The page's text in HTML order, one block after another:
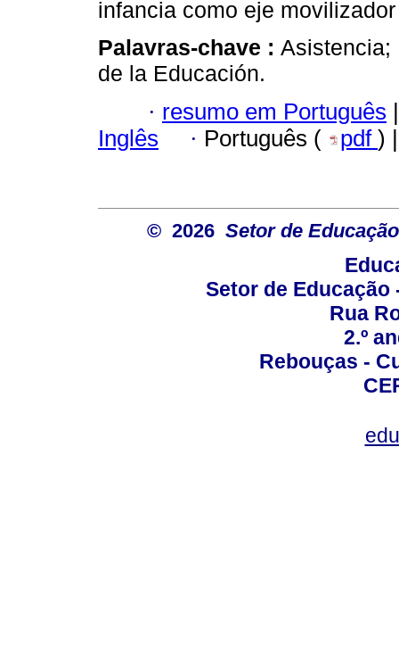
infancia como eje
Palavras-chave : Asistencia;
de la Educación.
· resumo em Português |
Inglês
· Português ( pdf )
© 2026 Setor de
Setor de Educação
Rua
2.º
Rebouças -